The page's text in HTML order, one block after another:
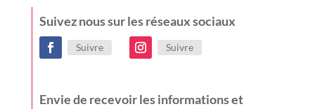
Suivez nous sur les réseaux sociaux
Suivre Suivre
Envie de recevoir les informations et